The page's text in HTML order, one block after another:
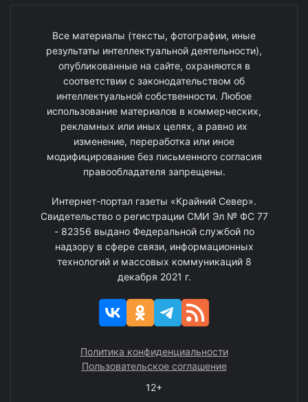
Все материалы (тексты, фотографии, иные
результаты интеллектуальной деятельности),
опубликованные на сайте, охраняются в
соответствии с законодательством об
интеллектуальной собственности. Любое
использование материалов в коммерческих,
рекламных или иных целях, а равно их
изменение, переработка или иное
модифицирование без письменного согласия
правообладателя запрещены.
Интернет-портал газеты «Крайний Север».
Свидетельство о регистрации СМИ Эл № ФС 77
- 82356 выдано Федеральной службой по
надзору в сфере связи, информационных
технологий и массовых коммуникаций 8
декабря 2021 г.
Политика конфиденциальности
Пользовательское соглашение
12+